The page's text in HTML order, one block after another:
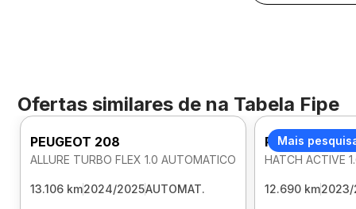
Ofertas similares de na Tabela Fipe
PEUGEOT 208
ALLURE TURBO FLEX 1.0 AUTOMATICO
13.106 km2024/2025AUTOMAT.
Mais
PEUGEOT 208
HATCH ACTIVE
12.690 km